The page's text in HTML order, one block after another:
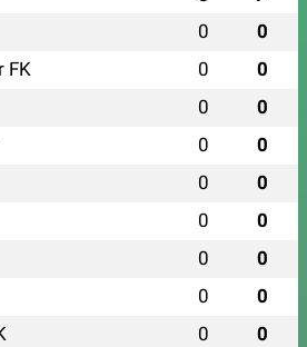
0 0
FK 0 0
0 0
0 0
0 0
0 0
0 0
0 0
0 0